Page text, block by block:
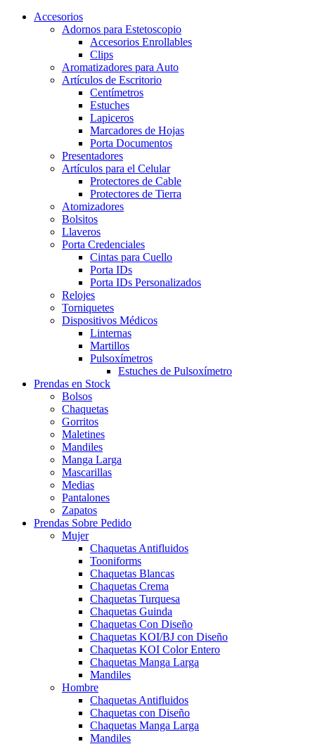
Accesorios
Adornos para Estetoscopio
Accesorios Enrollables
Clips
Aromatizadores para Auto
Artículos de Escritorio
Centímetros
Estuches
Lapiceros
Marcadores de Hojas
Porta Documentos
Presentadores
Artículos para el Celular
Protectores de Cable
Protectores de Tierra
Atomizadores
Bolsitos
Llaveros
Porta Credenciales
Cintas para Cuello
Porta IDs
Porta IDs Personalizados
Relojes
Torniquetes
Dispositivos Médicos
Linternas
Martillos
Pulsoxímetros
Estuches de Pulsoxímetro
Prendas en Stock
Bolsos
Chaquetas
Gorritos
Maletines
Mandiles
Manga Larga
Mascarillas
Medias
Pantalones
Zapatos
Prendas Sobre Pedido
Mujer
Chaquetas Antifluidos
Tooniforms
Chaquetas Blancas
Chaquetas Crema
Chaquetas Turquesa
Chaquetas Guinda
Chaquetas Con Diseño
Chaquetas KOI/BJ con Diseño
Chaquetas KOI Color Entero
Chaquetas Manga Larga
Mandiles
Hombre
Chaquetas Antifluidos
Chaquetas con Diseño
Chaquetas Manga Larga
Mandiles